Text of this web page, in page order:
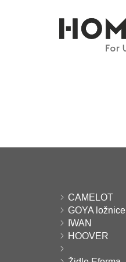
CAMELOT
GOYA ložnice
IWAN
HOOVER